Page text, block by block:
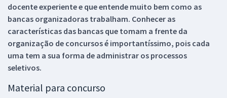
docente experiente e que entende muito bem como as
bancas organizadoras trabalham. Conhecer as
características das bancas que tomam a frente da
organização de concursos é importantíssimo, pois cada
uma tem a sua forma de administrar os processos
seletivos.
Material para concurso